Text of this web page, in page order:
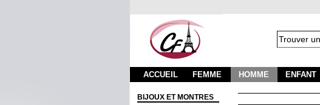
ACCUEIL FEMME HOMME ENFANT
BIJOUX ET MONTRES